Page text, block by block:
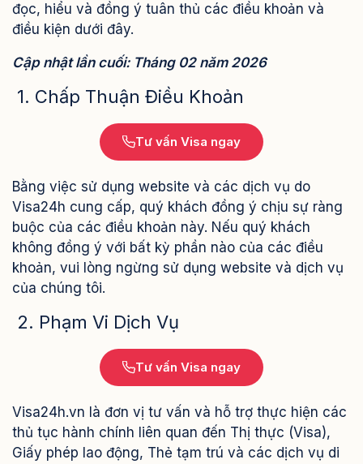
đọc, hiểu và đồng ý tuân thủ các điều khoản và
điều kiện dưới đây.
Cập nhật lần cuối: Tháng 02 năm 2026
1. Chấp Thuận Điều Khoản
Tư vấn Visa ngay
Bằng việc sử dụng website và các dịch vụ do
Visa24h cung cấp, quý khách đồng ý chịu sự ràng
buộc của các điều khoản này. Nếu quý khách
không đồng ý với bất kỳ phần nào của các điều
khoản, vui lòng ngừng sử dụng website và dịch vụ
của chúng tôi.
2. Phạm Vi Dịch Vụ
Tư vấn Visa ngay
Visa24h.vn là đơn vị tư vấn và hỗ trợ thực hiện các
thủ tục hành chính liên quan đến Thị thực (Visa),
Giấy phép lao động, Thẻ tạm trú và các dịch vụ di